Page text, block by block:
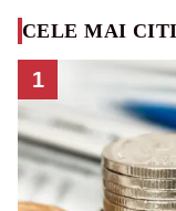
CELE MAI
1